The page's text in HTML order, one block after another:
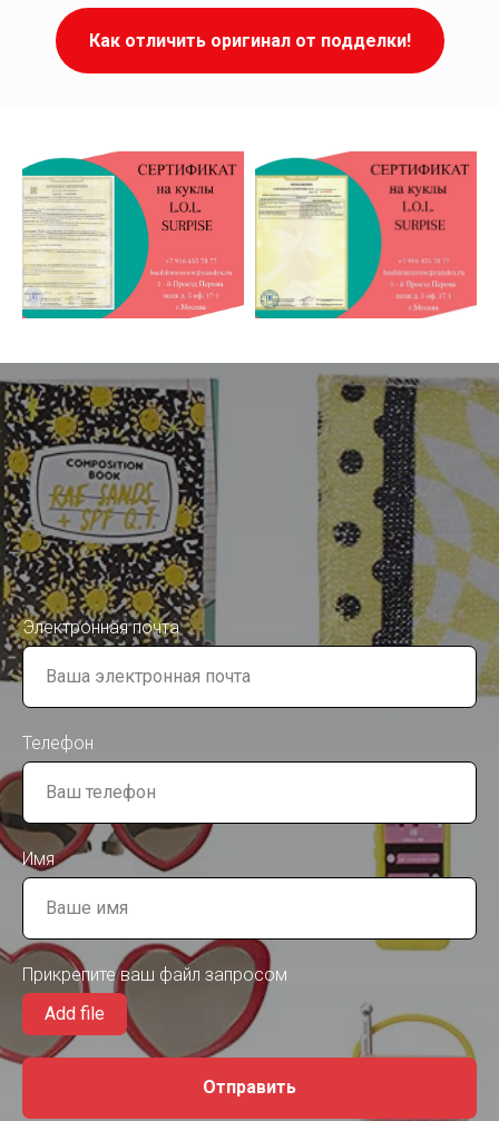
Как отличить оригинал от подделки!
Электронная почта
Телефон
Имя
Прикрепите ваш файл запросом
Add file
Отправить